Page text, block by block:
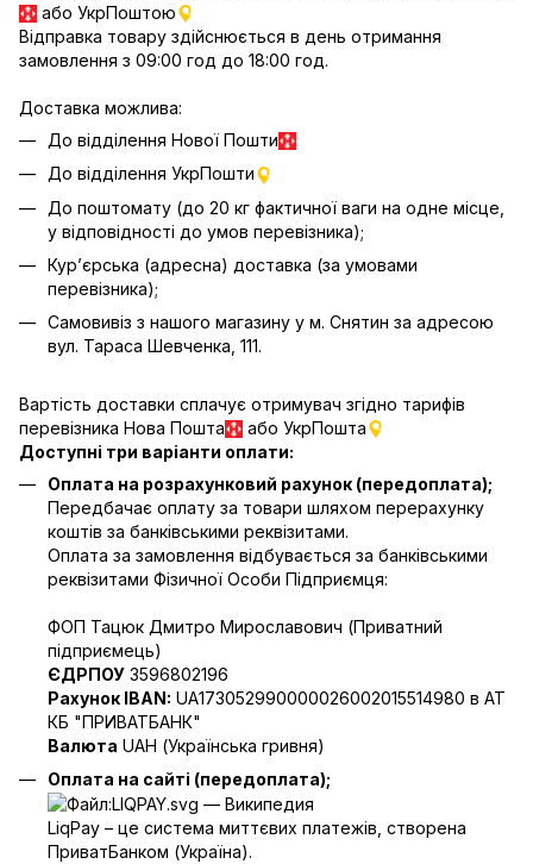
або УкрПоштою
Відправка товару здійснюється в день отримання
замовлення з 09:00 год до 18:00 год.
Доставка можлива:
До відділення Нової Пошти
До відділення УкрПошти
До поштомату (до 20 кг фактичної ваги на одне місце,
у відповідності до умов перевізника);
Кур’єрська (адресна) доставка (за умовами
перевізника);
Самовивіз з нашого магазину у м. Снятин за адресою
вул. Тараса Шевченка, 111.
Вартість доставки сплачує отримувач згідно тарифів
перевізника Нова Пошта
або УкрПошта
Доступні три варіанти оплати:
Оплата на розрахунковий рахунок (передоплата);
Передбачає оплату за товари шляхом перерахунку
коштів за банківськими реквізитами.
Оплата за замовлення відбувається за банківськими
реквізитами Фізичної Особи Підприємця:
ФОП Тацюк Дмитро Мирославович (Приватний
пiдприємець)
ЄДРПОУ 3596802196
Рахунок IBAN: UA173052990000026002015514980 в АТ
КБ "ПРИВАТБАНК"
Валюта UAH (Українська гривня)
Оплата на сайті (передоплата);
LiqPay – це система миттєвих платежів, створена
ПриватБанком (Україна).